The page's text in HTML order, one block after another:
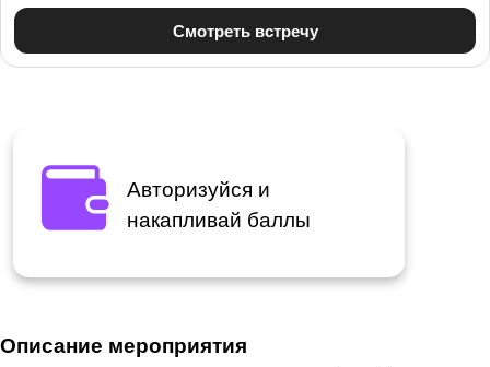
Авторизуйся и
накапливай баллы
Описание мероприятия